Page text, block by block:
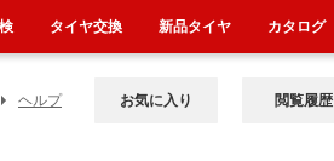
ヘルプ お気に入り 閲覧履歴
タイヤ交換 新品タイヤ カタログ